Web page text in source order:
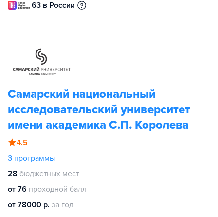
63 в России
Самарский национальный
исследовательский университет
имени академика С.П. Королева
4.5
3 программы
28 бюджетных мест
от 76 проходной балл
от 78000 р. за год